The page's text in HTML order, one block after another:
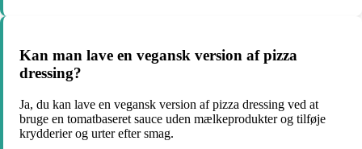
Kan man lave en vegansk version af pizza
dressing?
Ja, du kan lave en vegansk version af pizza dressing ved at
bruge en tomatbaseret sauce uden mælkeprodukter og tilføje
krydderier og urter efter smag.